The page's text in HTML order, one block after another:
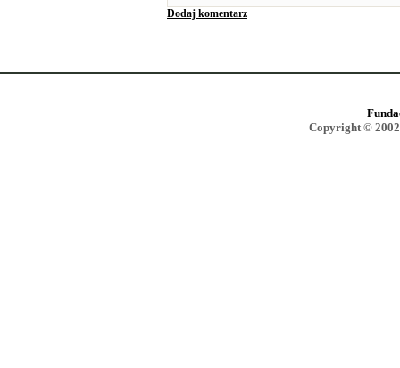
Dodaj komentarz
Copyright ©